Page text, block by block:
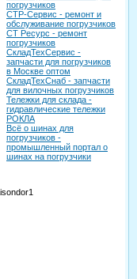
погрузчиков
СТР-Сервис - ремонт и
обслуживание погрузчиков
СТ Ресурс - ремонт
погрузчиков
СкладТехСервис -
запчасти для погрузчиков
в Москве оптом
СкладТехСнаб - запчасти
для вилочных погрузчиков
Тележки для склада -
гидравлические тележки
РОКЛА
Всё о шинах для
погрузчиков -
промышленный портал о
шинах на погрузчики